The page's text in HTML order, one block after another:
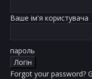
Ваше ім'я користувача
пароль
Forgot your password?